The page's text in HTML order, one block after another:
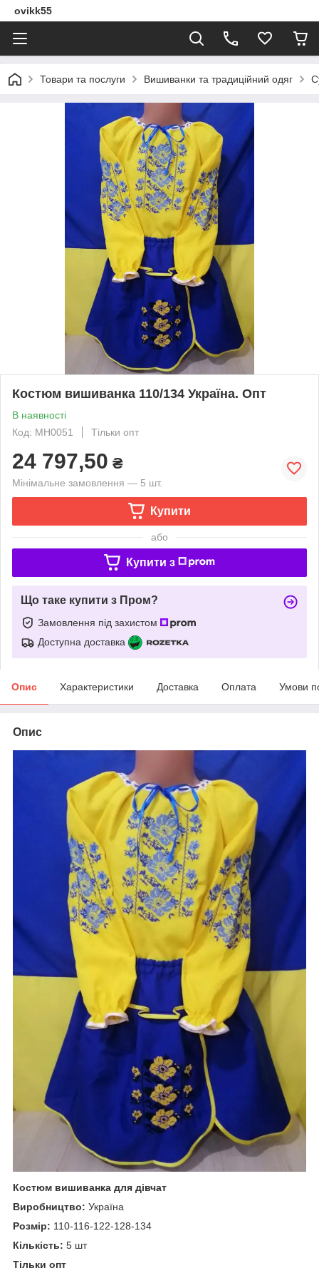
ovikk55
Товари та послуги Вишиванки та традиційний одяг
Костюм вишиванка 110/134 Україна. Опт
В наявності
Код: MH0051
Тільки опт
24 797,50 ₴
Мінімальне замовлення — 5 шт.
Купити
або
Купити з
Що таке купити з Пром?
Замовлення під захистом
Доступна доставка
Опис Характеристики Доставка Оплата Умови
Опис
Костюм вишиванка для дівчат
Виробництво: Україна
Розмір: 110-116-122-128-134
Кількість: 5 шт
Тільки опт